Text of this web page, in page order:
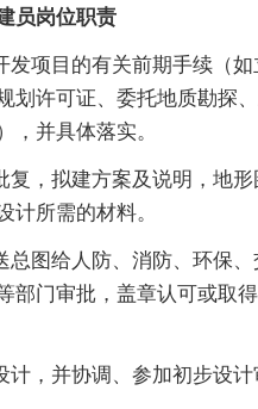
员岗位职责
项目的有关前期手续（如
划许可证、委托地质勘探
，并具体落实。
，拟建方案及说明，地形
计所需的材料。
图给人防、消防、环保、
部门审批，盖章认可或取
，并协调、参加初步设计